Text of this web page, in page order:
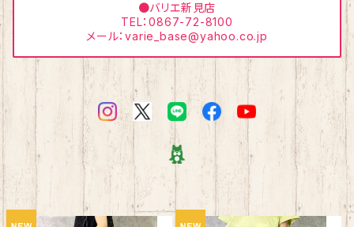
●バリエ新見店
TEL：0867-72-8100
メール：varie_base@yahoo.co.jp